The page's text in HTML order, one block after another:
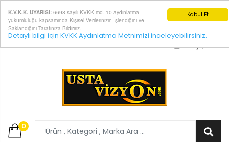
Kabul Et
K.V.K.K. UYARISI: 6698 sayılı KVKK md. 10 aydınlatma
yükümlülüğü kapsamında Kişisel Verilerinizin İşlendiğini ve
Saklandığını Tarafınıza Bildiririz.
Detaylı bilgi için KVKK Aydınlatma Metnimizi inceleyebilirsiniz.
Giriş yap
0